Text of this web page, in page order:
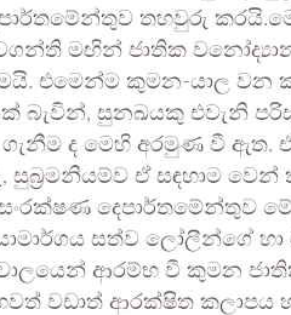
තහවුරු
මඟින් ජාතික
එමෙන්ම කුමන-යාල වන
සුනඛයකු එවැනි
ද මෙහි අරමුණ වී ඇත.
ඒ සඳහාම
දෙපාර්තමේන්තුව
සත්ව ලෝලීන්ගේ
ආරම්භ වී කුමන
වඩාත් ආරක්ෂිත කලාපය